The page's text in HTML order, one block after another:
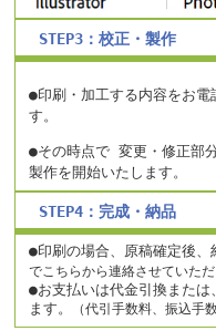
STEP3：校正・製作
●印刷・加工する内容をお
す。
●その時点で 変更・修正部
製作を開始いたします。
STEP4：完成・納品
●印刷の場合、原稿確定後、
でこちらから連絡させていただ
●お支払いは代金引換また
ます。
（代引手数料、振込手